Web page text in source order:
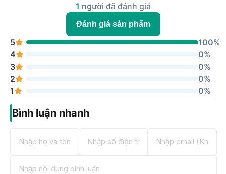
1 người đã đánh giá
Đánh giá sản phẩm
5
100%
4
0%
3
0%
2
0%
1
0%
Bình luận nhanh